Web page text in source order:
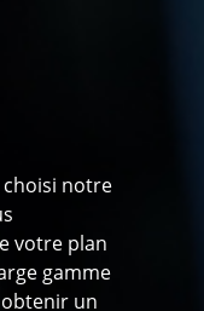
choisi notre
votre plan
gamme
un